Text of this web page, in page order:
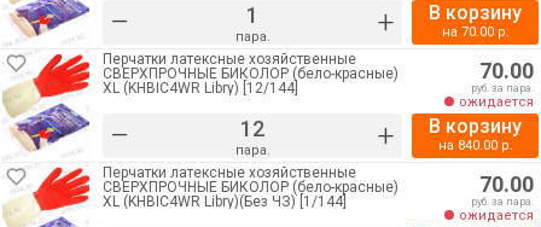
– пара. + В корзину
на 70.00р.
Перчатки латексные хозяйственные
СВЕРХПРОЧНЫЕ БИКОЛОР (бело-красные)
XL (KHBIC4WR Libry) [12/144]
– пара. +
70.00
руб. за пара.
ожидается
В корзину
на 840.00р.
Перчатки латексные хозяйственные
СВЕРХПРОЧНЫЕ БИКОЛОР (бело-красные)
XL (KHBIC4WR Libry)(Без ЧЗ) [1/144]
70.00
руб. за пара.
ожидается